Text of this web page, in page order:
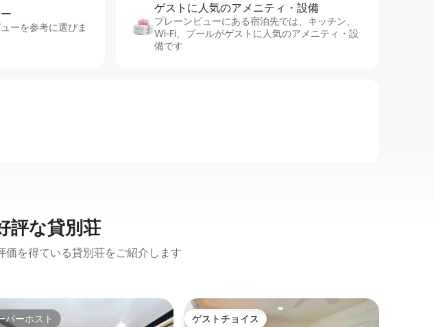
ーを参考に選びま
ゲストに人⁠気⁠のア⁠メ⁠ニ⁠テ⁠ィ・設⁠備
プレーンビューにある宿泊先では、キッチン、
Wi-Fi、プールがゲストに人気のアメニティ・設
備です
評な貸別荘
価を得ている貸別荘をご紹介します
パーホスト ゲストチョイス